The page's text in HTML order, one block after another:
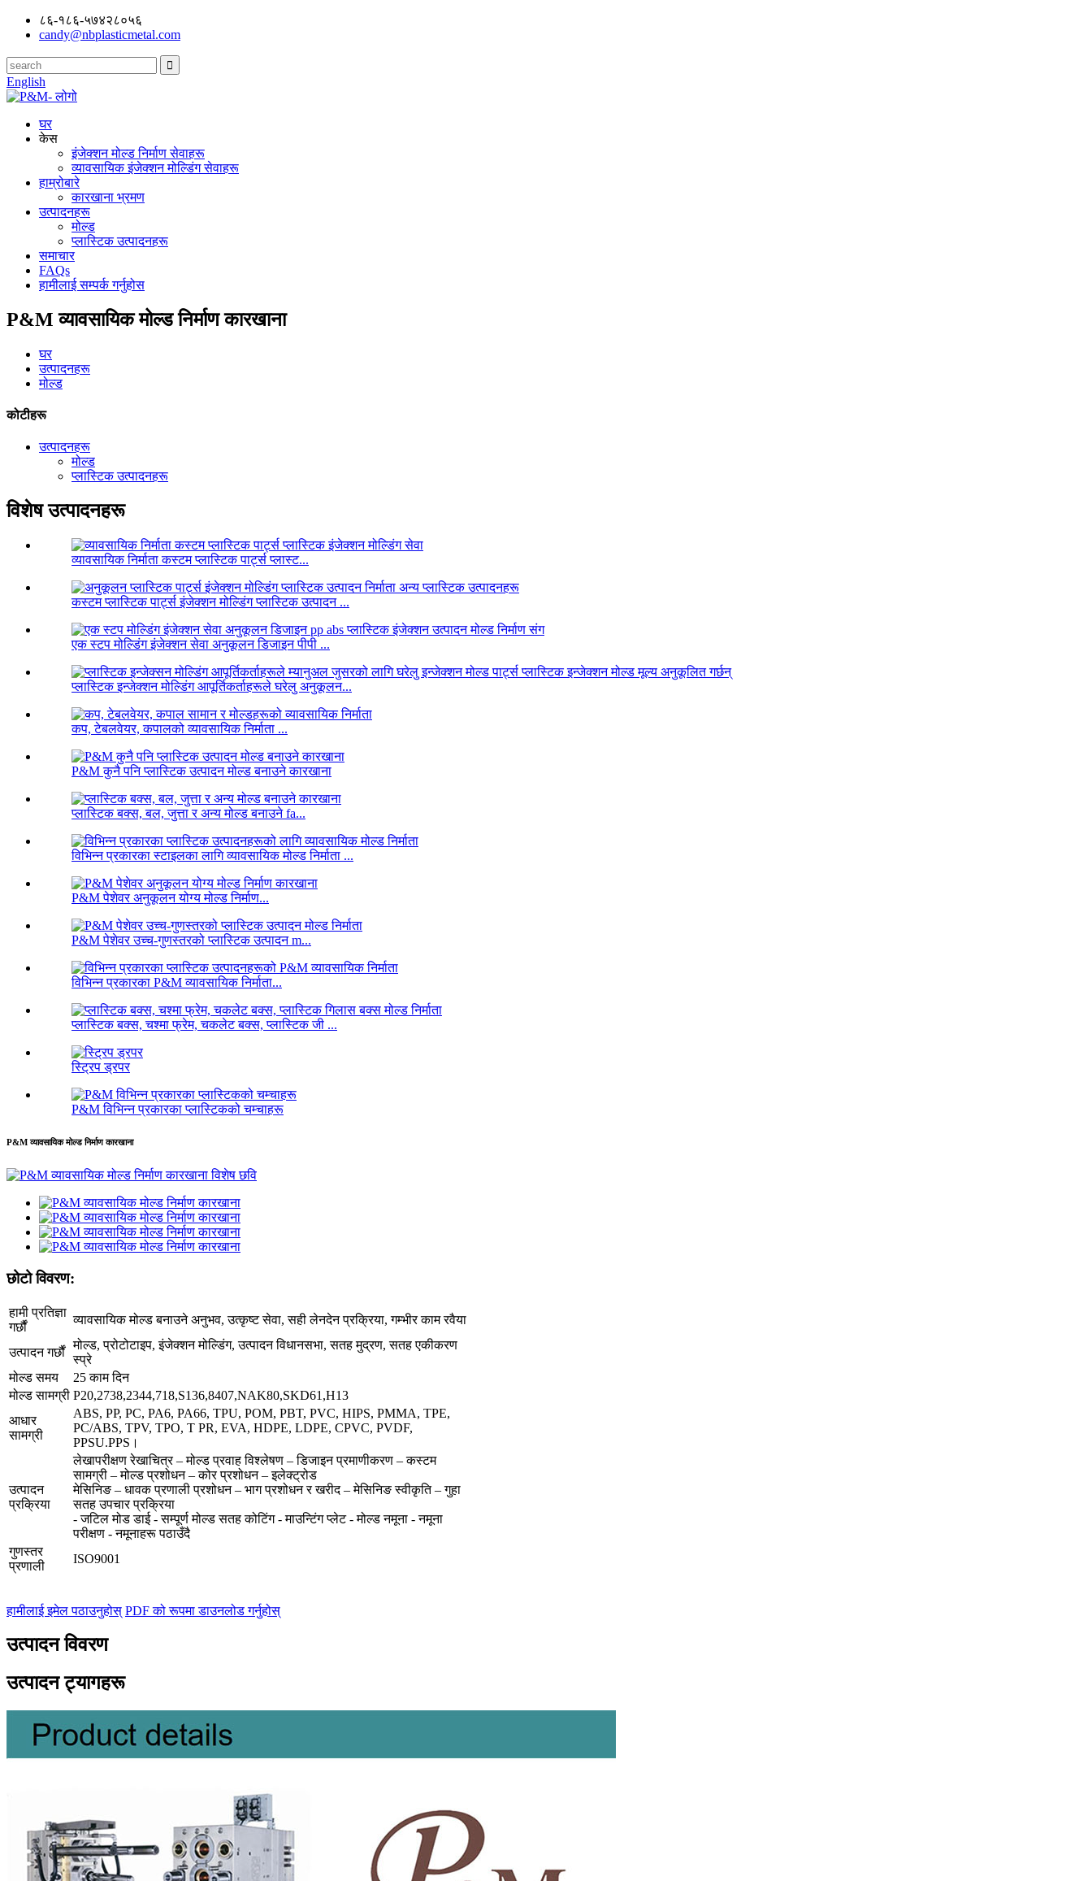
८६-१८६-५७४२८०५६
candy@nbplasticmetal.com
English
घर
केस
इंजेक्शन मोल्ड निर्माण सेवाहरू
व्यावसायिक इंजेक्शन मोल्डिंग सेवाहरू
हाम्रोबारे
कारखाना भ्रमण
उत्पादनहरू
मोल्ड
प्लास्टिक उत्पादनहरू
समाचार
FAQs
हामीलाई सम्पर्क गर्नुहोस
P&M व्यावसायिक मोल्ड निर्माण कारखाना
घर
उत्पादनहरू
मोल्ड
कोटीहरू
उत्पादनहरू
मोल्ड
प्लास्टिक उत्पादनहरू
विशेष उत्पादनहरू
व्यावसायिक निर्माता कस्टम प्लास्टिक पार्ट्स प्लास्ट...
कस्टम प्लास्टिक पार्ट्स इंजेक्शन मोल्डिंग प्लास्टिक उत्पादन ...
एक स्टप मोल्डिंग इंजेक्शन सेवा अनुकूलन डिजाइन पीपी ...
प्लास्टिक इन्जेक्शन मोल्डिंग आपूर्तिकर्ताहरूले घरेलु अनुकूलन...
कप, टेबलवेयर, कपालको व्यावसायिक निर्माता ...
P&M कुनै पनि प्लास्टिक उत्पादन मोल्ड बनाउने कारखाना
प्लास्टिक बक्स, बल, जुत्ता र अन्य मोल्ड बनाउने fa...
विभिन्न प्रकारका स्टाइलका लागि व्यावसायिक मोल्ड निर्माता ...
P&M पेशेवर अनुकूलन योग्य मोल्ड निर्माण...
P&M पेशेवर उच्च-गुणस्तरको प्लास्टिक उत्पादन m...
विभिन्न प्रकारका P&M व्यावसायिक निर्माता...
प्लास्टिक बक्स, चश्मा फ्रेम, चकलेट बक्स, प्लास्टिक जी ...
स्ट्रिप ड्रपर
P&M विभिन्न प्रकारका प्लास्टिकको चम्चाहरू
P&M व्यावसायिक मोल्ड निर्माण कारखाना
छोटो विवरण:
हामी प्रतिज्ञा
गर्छौं
व्यावसायिक मोल्ड बनाउने अनुभव, उत्कृष्ट सेवा, सही लेनदेन प्रक्रिया, गम्भीर काम रवैया
उत्पादन गर्छौं
मोल्ड, प्रोटोटाइप, इंजेक्शन मोल्डिंग, उत्पादन विधानसभा, सतह मुद्रण, सतह एकीकरण
स्प्रे
मोल्ड समय
25 काम दिन
मोल्ड सामग्री P20,2738,2344,718,S136,8407,NAK80,SKD61,H13
आधार
सामग्री
ABS, PP, PC, PA6, PA66, TPU, POM, PBT, PVC, HIPS, PMMA, TPE,
PC/ABS, TPV, TPO, T PR, EVA, HDPE, LDPE, CPVC, PVDF,
PPSU.PPS।
उत्पादन
प्रक्रिया
लेखापरीक्षण रेखाचित्र – मोल्ड प्रवाह विश्लेषण – डिजाइन प्रमाणीकरण – कस्टम
सामग्री – मोल्ड प्रशोधन – कोर प्रशोधन – इलेक्ट्रोड
मेसिनिङ – धावक प्रणाली प्रशोधन – भाग प्रशोधन र खरीद – मेसिनिङ स्वीकृति – गुहा
सतह उपचार प्रक्रिया
- जटिल मोड डाई - सम्पूर्ण मोल्ड सतह कोटिंग - माउन्टिंग प्लेट - मोल्ड नमूना - नमूना
परीक्षण - नमूनाहरू पठाउँदै
गुणस्तर
प्रणाली
ISO9001
हामीलाई इमेल पठाउनुहोस् PDF को रूपमा डाउनलोड गर्नुहोस्
उत्पादन विवरण
उत्पादन ट्यागहरू